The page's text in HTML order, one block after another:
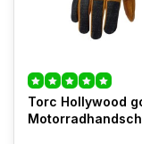
Torc Hollywood